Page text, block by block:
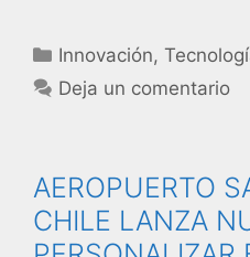
Innovación,
Deja un comentario
AEROPUERTO
CHILE LANZA